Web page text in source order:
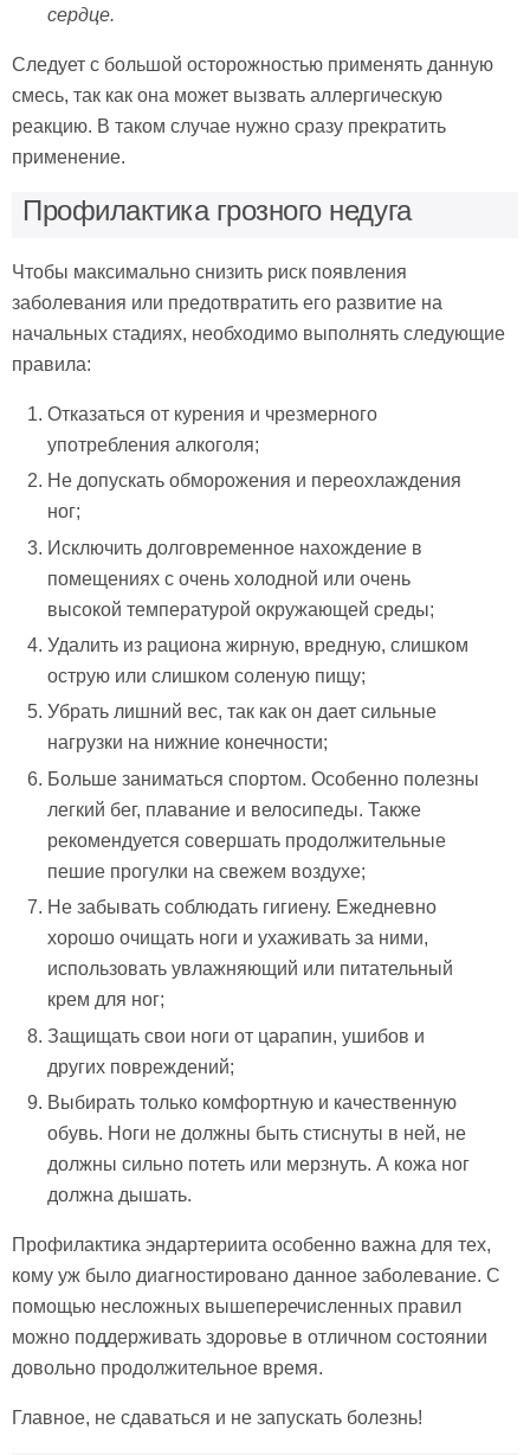
сердце.
Следует с большой осторожностью применять данную
смесь, так как она может вызвать аллергическую
реакцию. В таком случае нужно сразу прекратить
применение.
Профилактика грозного недуга
Чтобы максимально снизить риск появления
заболевания или предотвратить его развитие на
начальных стадиях, необходимо выполнять следующие
правила:
Отказаться от курения и чрезмерного
употребления алкоголя;
Не допускать обморожения и переохлаждения
ног;
Исключить долговременное нахождение в
помещениях с очень холодной или очень
высокой температурой окружающей среды;
Удалить из рациона жирную, вредную, слишком
острую или слишком соленую пищу;
Убрать лишний вес, так как он дает сильные
нагрузки на нижние конечности;
Больше заниматься спортом. Особенно полезны
легкий бег, плавание и велосипеды. Также
рекомендуется совершать продолжительные
пешие прогулки на свежем воздухе;
Не забывать соблюдать гигиену. Ежедневно
хорошо очищать ноги и ухаживать за ними,
использовать увлажняющий или питательный
крем для ног;
Защищать свои ноги от царапин, ушибов и
других повреждений;
Выбирать только комфортную и качественную
обувь. Ноги не должны быть стиснуты в ней, не
должны сильно потеть или мерзнуть. А кожа ног
должна дышать.
Профилактика эндартериита особенно важна для тех,
кому уж было диагностировано данное заболевание. С
помощью несложных вышеперечисленных правил
можно поддерживать здоровье в отличном состоянии
довольно продолжительное время.
Главное, не сдаваться и не запускать болезнь!